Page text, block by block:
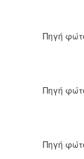
Πηγή
Πηγή
Πηγή